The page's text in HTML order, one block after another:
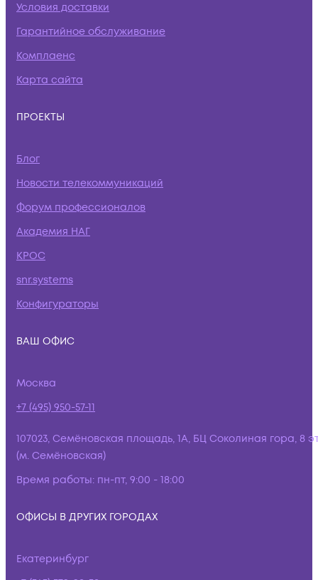
Условия доставки
Гарантийное обслуживание
Комплаенс
Карта сайта
ПРОЕКТЫ
Блог
Новости телекоммуникаций
Форум профессионалов
Академия НАГ
КРОС
snr.systems
Конфигураторы
ВАШ ОФИС
Москва
+7 (495) 950-57-11
107023, Семёновская площадь, 1А, БЦ Соколиная гора, 8
(м. Семёновская)
Время работы: пн-пт, 9:00 - 18:00
ОФИСЫ В ДРУГИХ ГОРОДАХ
Екатеринбург